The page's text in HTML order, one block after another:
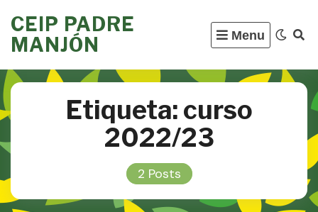
to
content
CEIP PADRE
MANJÓN
Menu
Etiqueta: curso
2022/23
2 Posts